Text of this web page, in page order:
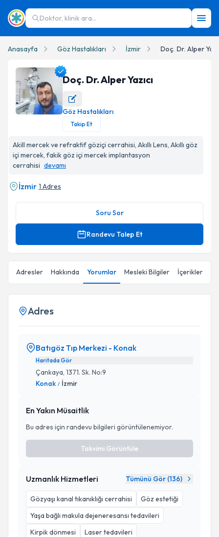
Doktor, klinik ara...
Anasayfa Göz Hastalıkları İzmir Doç. Dr. Alper
Doç. Dr. Alper Yazıcı Profil Fotoğrafı
Doç. Dr. Alper Yazıcı
Göz Hastalıkları
Takip Et
Akill mercek ve refraktif göziçi cerrahisi, Akıllı Lens, Akıllı göz
içi mercek, fakik göz içi mercek implantasyon
cerrahisi devamı
İzmir 1 Adres
Soru Sor
Randevu Talep Et
Adresler Hakkında Yorumlar Mesleki Bilgiler İçerikler
Adres
Batıgöz Tıp Merkezi - Konak
Haritada Gör
Çankaya, 1371. Sk. No:9
Konak / İzmir
En Yakın Müsaitlik
Bu adres için randevu bilgileri görüntülenemiyor.
Takvimi Görüntüle
Uzmanlık Hizmetleri Tümünü Gör (136)
Gözyaşı kanal tıkanıklığı cerrahisi
Göz estetiği
Yaşa bağlı makula dejeneresansı tedavileri
Kirpik dönmesi
Laser tedavileri